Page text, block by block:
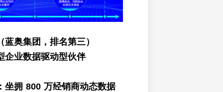
奥集团，排名第三）
企业数据驱动型伙伴
坐拥 800 万经销商动态数据